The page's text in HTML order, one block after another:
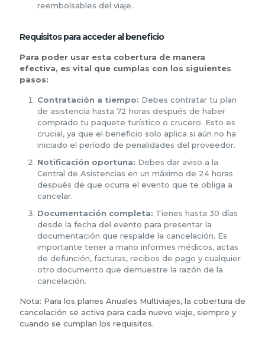
reembolsables del viaje.
Requisitos para acceder al beneficio
Para poder usar esta cobertura de manera
efectiva, es vital que cumplas con los siguientes
pasos:
Contratación a tiempo: Debes contratar tu plan
de asistencia hasta 72 horas después de haber
comprado tu paquete turístico o crucero. Esto es
crucial, ya que el beneficio solo aplica si aún no ha
iniciado el período de penalidades del proveedor.
Notificación oportuna: Debes dar aviso a la
Central de Asistencias en un máximo de 24 horas
después de que ocurra el evento que te obliga a
cancelar.
Documentación completa: Tienes hasta 30 días
desde la fecha del evento para presentar la
documentación que respalde la cancelación. Es
importante tener a mano informes médicos, actas
de defunción, facturas, recibos de pago y cualquier
otro documento que demuestre la razón de la
cancelación.
Nota: Para los planes Anuales Multiviajes, la cobertura de
cancelación se activa para cada nuevo viaje, siempre y
cuando se cumplan los requisitos.